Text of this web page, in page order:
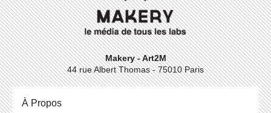
Makery - Art2M
44 rue Albert Thomas - 75010 Paris
À Propos